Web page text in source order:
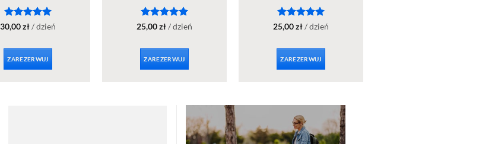
Oceniono5
30,00zł/ dzień
ZAREZERWUJ
Oceniono5
25,00zł/ dzień
ZAREZERWUJ
Oceniono5
25,00zł/ dzień
ZAREZERWUJ